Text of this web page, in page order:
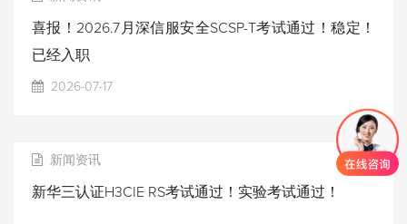
喜报！2026.7月深信服安全SCSP-T考试通过！稳定！
已经入职
2026-07-17
新闻资讯
新华三认证H3CIE RS考试通过！实验考试通过！